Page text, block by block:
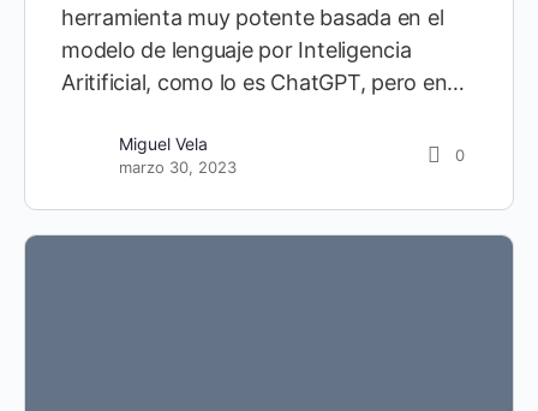
herramienta muy potente basada en el
modelo de lenguaje por Inteligencia
Aritificial, como lo es ChatGPT, pero en…
Miguel Vela
marzo 30, 2023
0